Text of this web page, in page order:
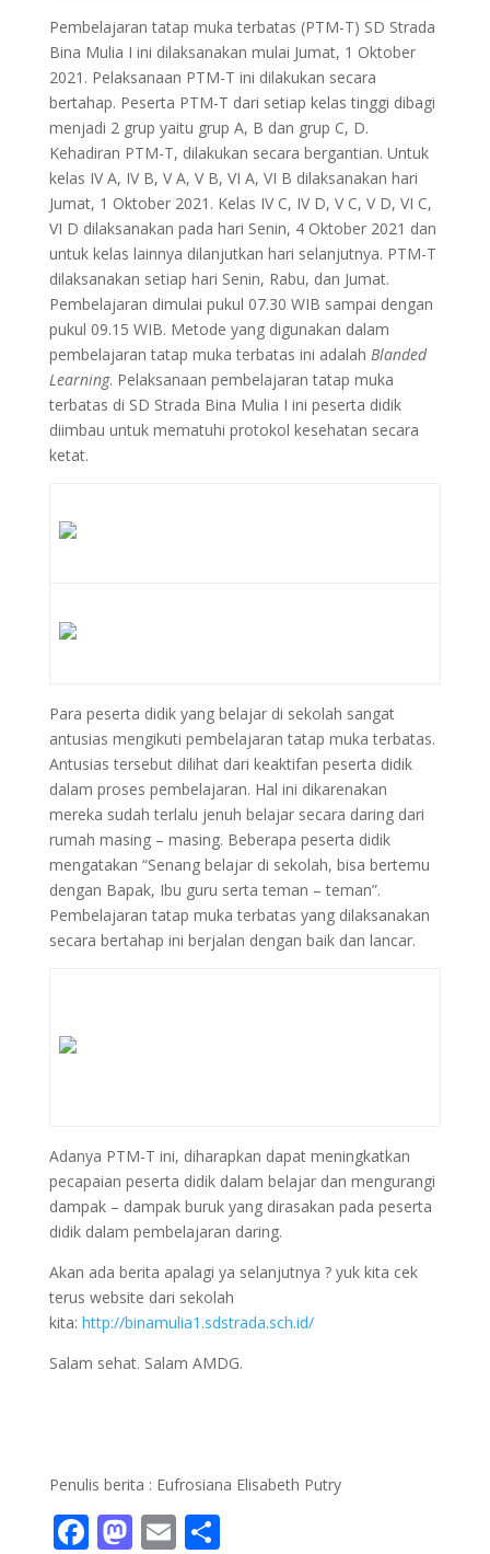
Pembelajaran tatap muka terbatas (PTM-T) SD Strada
Bina Mulia I ini dilaksanakan mulai Jumat, 1 Oktober
2021. Pelaksanaan PTM-T ini dilakukan secara
bertahap. Peserta PTM-T dari setiap kelas tinggi dibagi
menjadi 2 grup yaitu grup A, B dan grup C, D.
Kehadiran PTM-T, dilakukan secara bergantian. Untuk
kelas IV A, IV B, V A, V B, VI A, VI B dilaksanakan hari
Jumat, 1 Oktober 2021. Kelas IV C, IV D, V C, V D, VI C,
VI D dilaksanakan pada hari Senin, 4 Oktober 2021 dan
untuk kelas lainnya dilanjutkan hari selanjutnya. PTM-T
dilaksanakan setiap hari Senin, Rabu, dan Jumat.
Pembelajaran dimulai pukul 07.30 WIB sampai dengan
pukul 09.15 WIB. Metode yang digunakan dalam
pembelajaran tatap muka terbatas ini adalah Blanded
Learning. Pelaksanaan pembelajaran tatap muka
terbatas di SD Strada Bina Mulia I ini peserta didik
diimbau untuk mematuhi protokol kesehatan secara
ketat.
Para peserta didik yang belajar di sekolah sangat
antusias mengikuti pembelajaran tatap muka terbatas.
Antusias tersebut dilihat dari keaktifan peserta didik
dalam proses pembelajaran. Hal ini dikarenakan
mereka sudah terlalu jenuh belajar secara daring dari
rumah masing – masing. Beberapa peserta didik
mengatakan “Senang belajar di sekolah, bisa bertemu
dengan Bapak, Ibu guru serta teman – teman”.
Pembelajaran tatap muka terbatas yang dilaksanakan
secara bertahap ini berjalan dengan baik dan lancar.
Adanya PTM-T ini, diharapkan dapat meningkatkan
pecapaian peserta didik dalam belajar dan mengurangi
dampak – dampak buruk yang dirasakan pada peserta
didik dalam pembelajaran daring.
Akan ada berita apalagi ya selanjutnya ? yuk kita cek
terus website dari sekolah
kita: http://binamulia1.sdstrada.sch.id/
Salam sehat. Salam AMDG.
Penulis berita : Eufrosiana Elisabeth Putry
F M E S